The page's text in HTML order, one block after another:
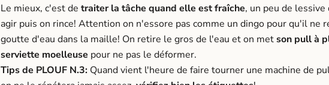
Le mieux, c'est de traiter la tâche quand elle est fraîche, un peu de
agir puis on rince! Attention on n'essore pas comme un dingo pour qu'il ne
goutte d'eau dans la maille! On retire le gros de l'eau et on metson pull à
serviette moelleuse pour ne pas le déformer.
Tips de PLOUF N.3: Quand vient l'heure de faire tourner une machine de